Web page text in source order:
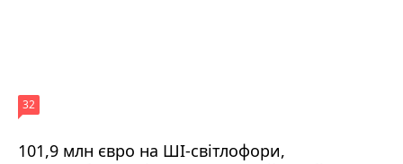
101,9 млн євро на ШІ-світлофори,
32